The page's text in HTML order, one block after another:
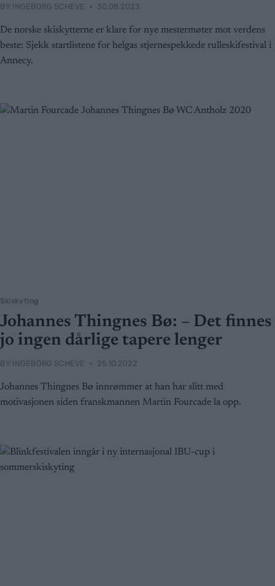
BY INGEBORG SCHEVE 30.08.2023
De norske skiskytterne er klare for nye mestermøter mot verdens
beste: Sjekk startlistene for helgas stjernespekkede rulleskifestival i
Annecy.
Skiskyting
Johannes Thingnes Bø: – Det finnes
jo ingen dårlige tapere lenger
BY INGEBORG SCHEVE 25.10.2022
Johannes Thingnes Bø innrømmer at han har slitt med
motivasjonen siden franskmannen Martin Fourcade la opp.